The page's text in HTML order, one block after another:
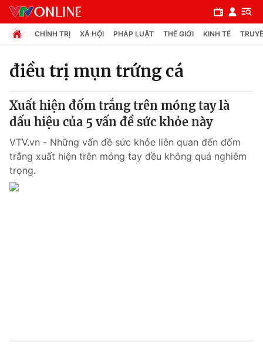
Chuyên mục
Chính trị
Xã hội
Pháp luật
CHÍNH TRỊ XÃ HỘI PHÁP LUẬT THẾ GIỚI KINH TẾ
điều trị mụn trứng cá
Xuất hiện đốm trắng trên móng tay là
dấu hiệu của 5 vấn đề sức khỏe này
VTV.vn - Những vấn đề sức khỏe liên quan đến đốm
trắng xuất hiện trên móng tay đều không quá nghiêm
trọng.